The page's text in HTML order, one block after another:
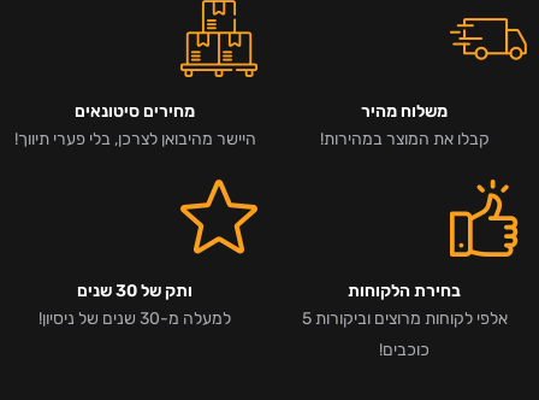
משלוח מהיר
קבלו את המוצר במהירות!
מחירים סיטונאים
היישר מהיבואן לצרכן, בלי פערי תיווך!
בחירת הלקוחות
אלפי לקוחות מרוצים וביקורות 5
כוכבים!
ותק של 30 שנים
למעלה מ-30 שנים של ניסיון!